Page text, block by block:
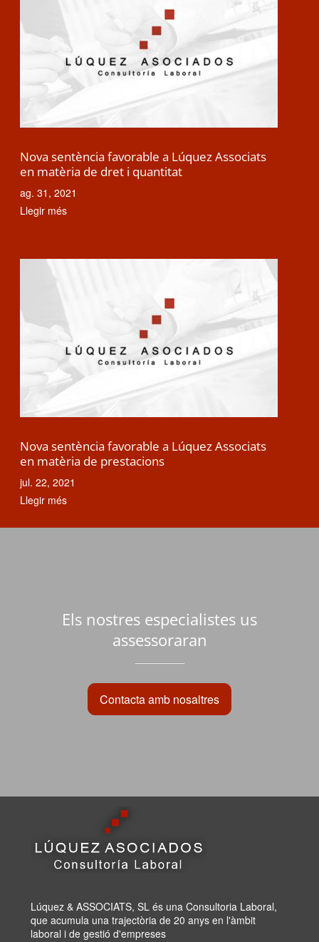
Nova sentència favorable a Lúquez Associats
en matèria de dret i quantitat
ag. 31, 2021
Llegir més
Nova sentència favorable a Lúquez Associats
en matèria de prestacions
jul. 22, 2021
Llegir més
Els nostres especialistes us
assessoraran
Contacta amb nosaltres
Lúquez & ASSOCIATS, SL és una Consultoria Laboral,
que acumula una trajectòria de 20 anys en l'àmbit
laboral i de gestió d'empreses